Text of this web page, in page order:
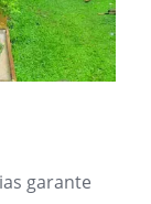
garante